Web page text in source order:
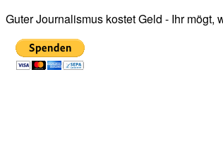
Guter Journalismus kostet Geld - Ihr